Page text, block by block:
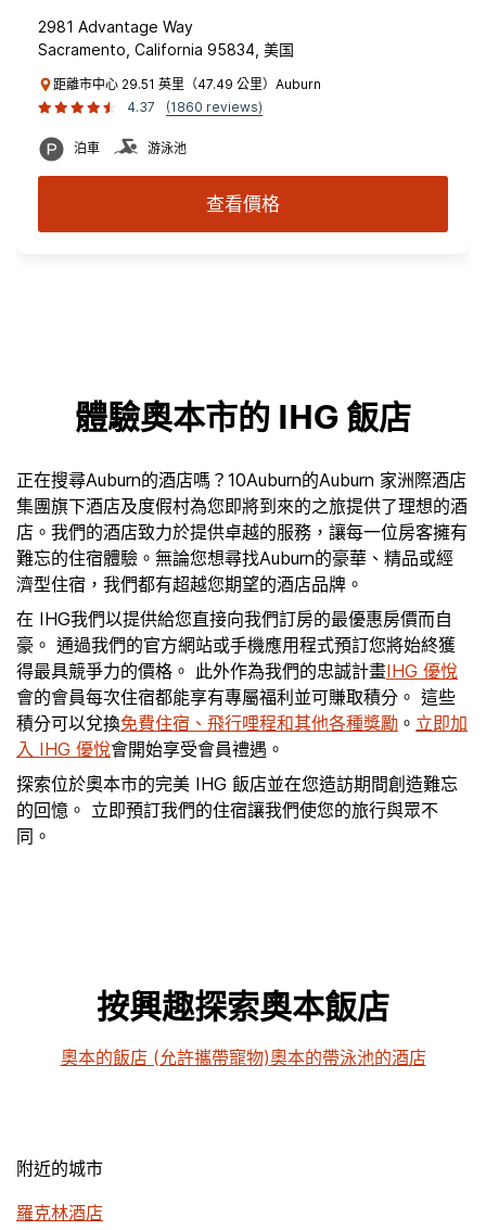
2981 Advantage Way
Sacramento, California 95834, 美国
距離市中心 29.51 英里（47.49 公里）Auburn
4.37
(1860 reviews)
泊車 游泳池
查看價格
體驗奧本市的 IHG 飯店
正在搜尋Auburn的酒店嗎？10Auburn的Auburn 家洲際酒店
集團旗下酒店及度假村為您即將到來的之旅提供了理想的酒
店。我們的酒店致力於提供卓越的服務，讓每一位房客擁有
難忘的住宿體驗。無論您想尋找Auburn的豪華、精品或經
濟型住宿，我們都有超越您期望的酒店品牌。
在 IHG我們以提供給您直接向我們訂房的最優惠房價而自
豪。 通過我們的官方網站或手機應用程式預訂您將始終獲
得最具競爭力的價格。 此外作為我們的忠誠計畫IHG 優悅
會的會員每次住宿都能享有專屬福利並可賺取積分。 這些
積分可以兌換免費住宿、飛行哩程和其他各種獎勵 。 立即加
入 IHG 優悅會開始享受會員禮遇。
探索位於奧本市的完美 IHG 飯店並在您造訪期間創造難忘
的回憶。 立即預訂我們的住宿讓我們使您的旅行與眾不
同。
按興趣探索奧本飯店
奧本的飯店 (允許攜帶寵物)奧本的帶泳池的酒店
附近的城市
羅克林酒店